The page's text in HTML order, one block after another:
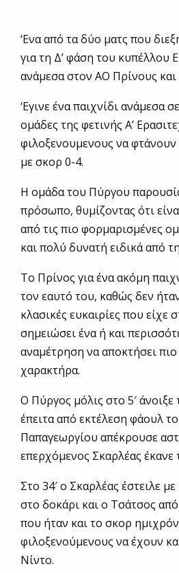
‘Ενα από τα δύο ματς που
για τη Δ’ φάση του κυπέλλου
ανάμεσα στον ΑΟ Πρίνους
‘Εγινε ένα παιχνίδι ανάμεσα
ομάδες της φετινής Α’
φιλοξενουμενους να
με σκορ 0-4.
Η ομάδα του Πύργου
πρόσωπο, θυμίζοντας ότι
από τις πιο φορμαρισμένες
και πολύ δυνατή ειδικά από
Το Πρίνος για ένα ακόμη
τον εαυτό του, καθώς δεν ήταν
κλασικές ευκαιρίες που είχε
σημειώσει ένα ή και
αναμέτρηση να αποκτήσει
χαρακτήρα.
Ο Πύργος μόλις στο 5′ άνοιξε
έπειτα από εκτέλεση φάουλ
Παπαγεωργίου απέκρουσε
επερχόμενος Σκαρλέας έκανε
Στο 34′ ο Σκαρλέας έστειλε
στο δοκάρι και ο Τσάτσος
που ήταν και το σκορ
φιλοξενούμενους να έχουν
Νίντο.